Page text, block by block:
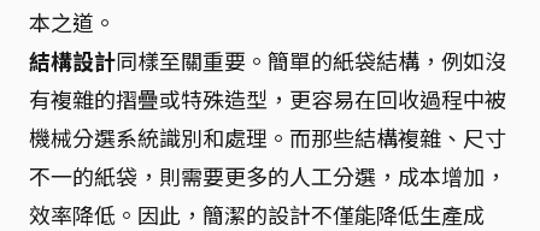
本之道。
結構設計同樣至關重要。簡單的紙袋結構，例如沒
有複雜的摺疊或特殊造型，更容易在回收過程中被
機械分選系統識別和處理。而那些結構複雜、尺寸
不一的紙袋，則需要更多的人工分選，成本增加，
效率降低。因此，簡潔的設計不僅能降低生產成